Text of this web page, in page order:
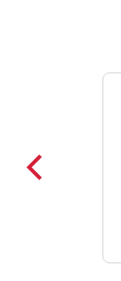
Poprzednie
loga